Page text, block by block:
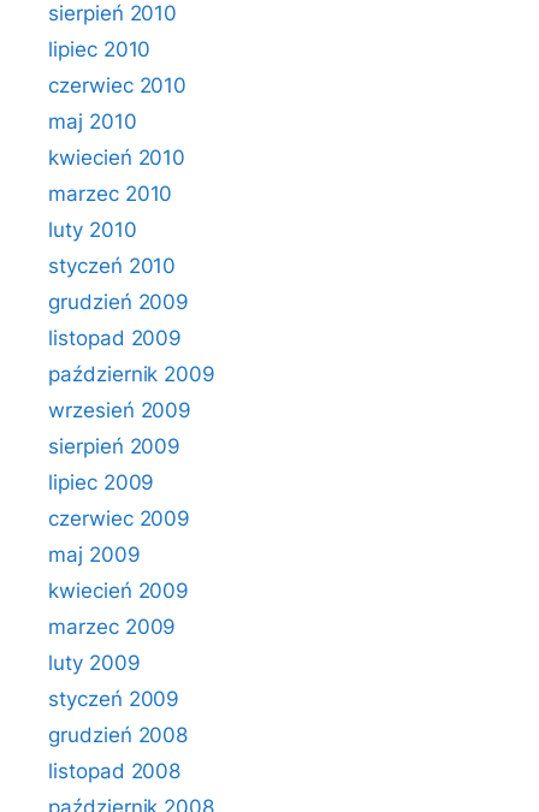
sierpień 2010
lipiec 2010
czerwiec 2010
maj 2010
kwiecień 2010
marzec 2010
luty 2010
styczeń 2010
grudzień 2009
listopad 2009
październik 2009
wrzesień 2009
sierpień 2009
lipiec 2009
czerwiec 2009
maj 2009
kwiecień 2009
marzec 2009
luty 2009
styczeń 2009
grudzień 2008
listopad 2008
październik 2008